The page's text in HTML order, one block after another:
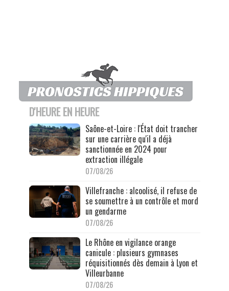
D'HEURE EN HEURE
Saône-et-Loire : l'État doit trancher
sur une carrière qu'il a déjà
sanctionnée en 2024 pour
extraction illégale
07/08/26
Villefranche : alcoolisé, il refuse de
se soumettre à un contrôle et mord
un gendarme
07/08/26
Le Rhône en vigilance orange
canicule : plusieurs gymnases
réquisitionnés dès demain à Lyon et
Villeurbanne
07/08/26